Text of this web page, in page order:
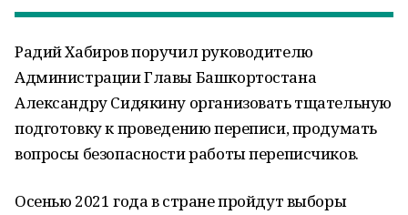
Радий Хабиров поручил руководителю
Администрации Главы Башкортостана
Александру Сидякину организовать тщательную
подготовку к проведению переписи, продумать
вопросы безопасности работы переписчиков.
Осенью 2021 года в стране пройдут выборы